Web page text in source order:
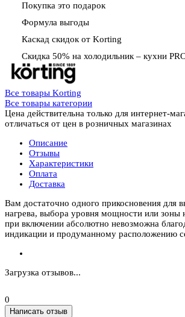
Покупка это подарок
Формула выгоды
Каскад скидок от Korting
Скидка 50% на холодильник – кухни
Все товары Korting
Все товары категории
Цена действительна только для интернет-
отличаться от цен в розничных магазинах
Описание
Отзывы
Характеристики
Оплата
Доставка
Вам достаточно одного прикосновения для
нагрева, выбора уровня мощности или зоны
при включении абсолютно невозможна
индикации и продуманному расположению
Загрузка отзывов...
0
Написать отзыв